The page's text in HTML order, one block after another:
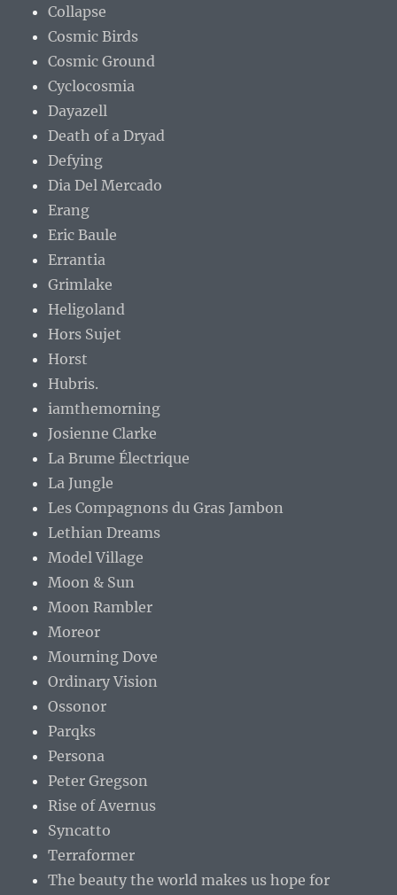
Collapse
Cosmic Birds
Cosmic Ground
Cyclocosmia
Dayazell
Death of a Dryad
Defying
Dia Del Mercado
Erang
Eric Baule
Errantia
Grimlake
Heligoland
Hors Sujet
Horst
Hubris.
iamthemorning
Josienne Clarke
La Brume Électrique
La Jungle
Les Compagnons du Gras Jambon
Lethian Dreams
Model Village
Moon & Sun
Moon Rambler
Moreor
Mourning Dove
Ordinary Vision
Ossonor
Parqks
Persona
Peter Gregson
Rise of Avernus
Syncatto
Terraformer
The beauty the world makes us hope for